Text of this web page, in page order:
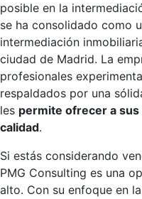
posible en la
se ha consolidado como
intermediación
ciudad de Madrid. La
profesionales
respaldados por una
les permite ofrecer a
calidad.
Si estás considerando
PMG Consulting es una
alto. Con su enfoque en